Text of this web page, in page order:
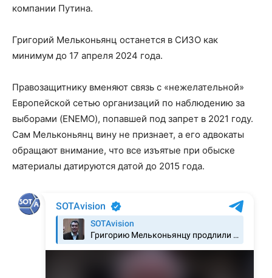
компании Путина.
Григорий Мельконьянц останется в СИЗО как
минимум до 17 апреля 2024 года.
Правозащитнику вменяют связь с «нежелательной»
Европейской сетью организаций по наблюдению за
выборами (ENEMO), попавшей под запрет в 2021 году.
Сам Мельконьянц вину не признает, а его адвокаты
обращают внимание, что все изъятые при обыске
материалы датируются датой до 2015 года.